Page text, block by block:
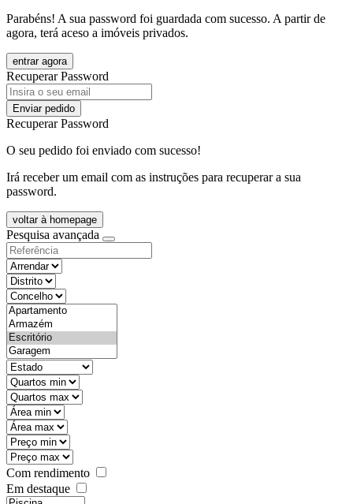
Parabéns! A sua password foi guardada com sucesso. A partir de
agora, terá aceso a imóveis privados.
entrar agora
Recuperar Password
Enviar pedido
Recuperar Password
O seu pedido foi enviado com sucesso!
Irá receber um email com as instruções para recuperar a sua
password.
voltar à homepage
Pesquisa avançada
objective
districtId
countyId
types
state
mintypo
maxtypo
minarea
maxarea
minprice
maxprice
Com rendimento
Em destaque